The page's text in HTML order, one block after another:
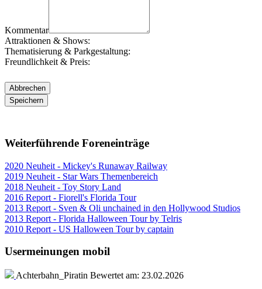
Kommentar
Attraktionen & Shows:
Thematisierung & Parkgestaltung:
Freundlichkeit & Preis:
Weiterführende Foreneinträge
2020 Neuheit - Mickey's Runaway Railway
2019 Neuheit - Star Wars Themenbereich
2018 Neuheit - Toy Story Land
2016 Report - Fiorell's Florida Tour
2013 Report - Sven & Oli unchained in den Hollywood Studios
2013 Report - Florida Halloween Tour by Telris
2010 Report - US Halloween Tour by captain
Usermeinungen mobil
Achterbahn_Piratin Bewertet am: 23.02.2026